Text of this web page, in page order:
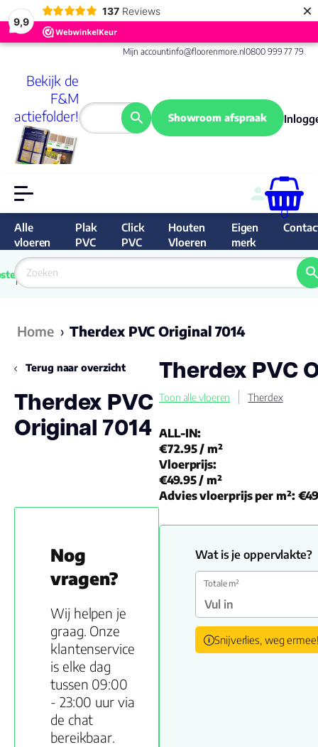
9,9
137 Reviews ×
Mijn accountinfo@floorenmore.nl0800 999 77 79
Bekijk de
F&M
actiefolder!
Showroom afspraak
0
Alle
vloeren
Plak
PVC
Click
PVC
Houten
Vloeren
Eigen
merk
van
Nederland
9.6/10
Home › Therdex PVC Original 7014
Terug naar overzicht
Therdex PVC
Original 7014
Nog
vragen?
Wij helpen je
graag. Onze
klantenservice
is elke dag
tussen 09:00
- 23:00 uur via
de chat
bereikbaar.
Therdex PVC
Toon alle vloeren Therdex
ALL-IN:
€72.95/ m²
Vloerprijs:
€49.95/ m²
Advies vloerprijs per m²:
Wat is je oppervlakte?
Totale m²
Snijverlies, weg